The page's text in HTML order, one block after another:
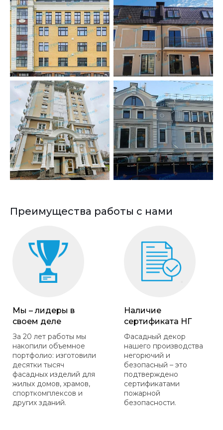
Преимущества работы с нами
Мы – лидеры в
своем деле
За 20 лет работы мы
накопили объемное
портфолио: изготовили
десятки тысяч
фасадных изделий для
жилых домов, храмов,
спорткомплексов и
других зданий.
Наличие
сертификата НГ
Фасадный декор
нашего производства
негорючий и
безопасный – это
подтверждено
сертификатами
пожарной
безопасности.